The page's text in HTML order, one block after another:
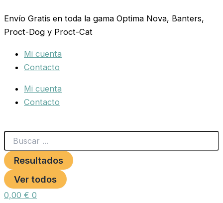
al
contenido
Envío Gratis en toda la gama Optima Nova, Banters,
Proct-Dog y Proct-Cat
Mi cuenta
Contacto
Mi cuenta
Contacto
...
Resultados
Ver todos
0,00 € 0
Y
BULLY
15x400-
NARANJA
cantidad